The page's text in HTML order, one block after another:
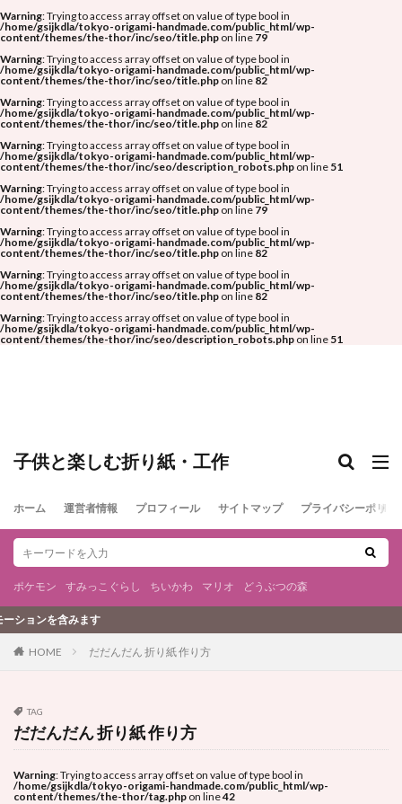
Warning: Trying to access array offset on value of type bool in
/home/gsijkdla/tokyo-origami-handmade.com/public_html/wp-
content/themes/the-thor/inc/seo/title.php on line 79
Warning: Trying to access array offset on value of type bool in
/home/gsijkdla/tokyo-origami-handmade.com/public_html/wp-
content/themes/the-thor/inc/seo/title.php on line 82
Warning: Trying to access array offset on value of type bool in
/home/gsijkdla/tokyo-origami-handmade.com/public_html/wp-
content/themes/the-thor/inc/seo/title.php on line 82
Warning: Trying to access array offset on value of type bool in
/home/gsijkdla/tokyo-origami-handmade.com/public_html/wp-
content/themes/the-thor/inc/seo/description_robots.php on line 51
Warning: Trying to access array offset on value of type bool in
/home/gsijkdla/tokyo-origami-handmade.com/public_html/wp-
content/themes/the-thor/inc/seo/title.php on line 79
Warning: Trying to access array offset on value of type bool in
/home/gsijkdla/tokyo-origami-handmade.com/public_html/wp-
content/themes/the-thor/inc/seo/title.php on line 82
Warning: Trying to access array offset on value of type bool in
/home/gsijkdla/tokyo-origami-handmade.com/public_html/wp-
content/themes/the-thor/inc/seo/title.php on line 82
Warning: Trying to access array offset on value of type bool in
/home/gsijkdla/tokyo-origami-handmade.com/public_html/wp-
content/themes/the-thor/inc/seo/description_robots.php on line 51
子供と楽しむ折り紙・工作
ホーム 運営者情報 プロフィール サイトマップ プライバシーポリシ
ポケモン すみっこぐらし ちいかわ マリオ どうぶつの森
ンを含みます
HOME だだんだん 折り紙 作り方
TAG
だだんだん 折り紙 作り方
Warning: Trying to access array offset on value of type bool in
/home/gsijkdla/tokyo-origami-handmade.com/public_html/wp-
content/themes/the-thor/tag.php on line42